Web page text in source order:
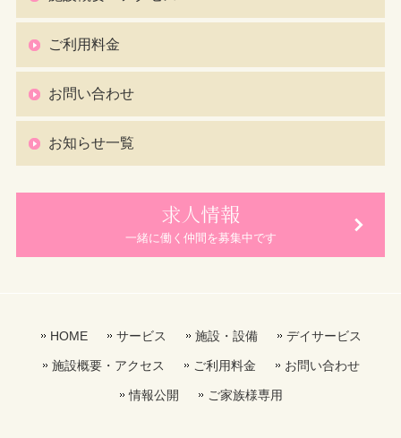
ご利用料金
お問い合わせ
お知らせ一覧
求人情報
一緒に働く仲間を募集中です
HOME サービス 施設・設備 デイサービス
施設概要・アクセス ご利用料金 お問い合わせ
情報公開 ご家族様専用